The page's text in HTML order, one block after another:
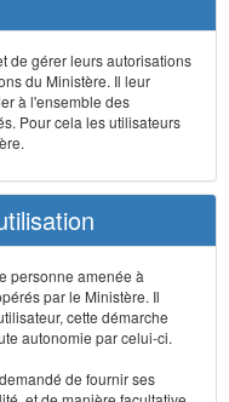
de gérer leurs autorisations
du Ministère. Il leur
à l'ensemble des
Pour cela les utilisateurs
personne amenée à
par le Ministère. Il
cette démarche
autonomie par celui-ci.
de fournir ses